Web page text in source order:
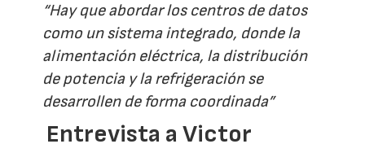
“Hay que abordar los centros de datos
como un sistema integrado, donde la
alimentación eléctrica, la distribución
de potencia y la refrigeración se
desarrollen de forma coordinada”
Entrevista a Victor